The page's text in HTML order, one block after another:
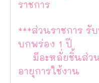
ราชการ
***ส่วนราชการ รั
บกพร่อง 1 ปี
มีอะหลั่ยชิ้นส่วน
อายุการใช้งาน